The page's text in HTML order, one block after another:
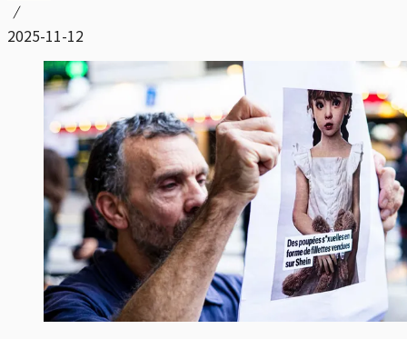
2025-11-12